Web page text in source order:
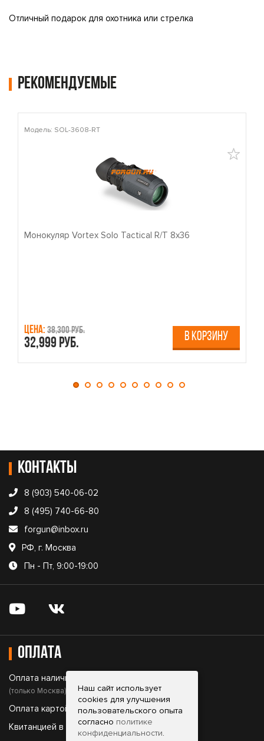
Отличный подарок для охотника или стрелка
Рекомендуемые
Модель: SOL-3608-RT
Монокуляр Vortex Solo Tactical R/T 8x36
Цена: 38,300 руб.
32,999 руб. В КОРЗИНУ
Контакты
8 (903) 540-06-02
8 (495) 740-66-80
forgun@inbox.ru
РФ, г. Москва
Пн - Пт, 9:00-19:00
Оплата
Оплата наличными;
(только Москва)
Оплата картой;
Квитанцией в банке;
Наш сайт использует
cookies для улучшения
пользовательского опыта
согласно политике
конфиденциальности.